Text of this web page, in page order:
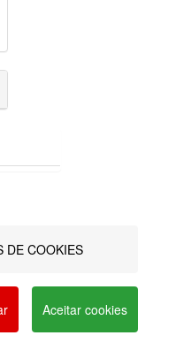
tailored to
your
DE COOKIES
Aceitar cookies